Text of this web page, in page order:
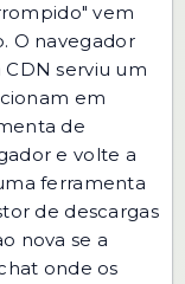
vem
O navegador
serviu um
em
de
e volte a
ferramenta
de descargas
nova se a
onde os